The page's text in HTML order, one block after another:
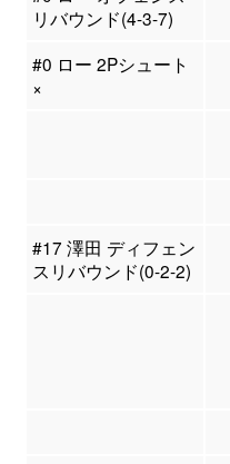
リバウンド(4-3-7)
#0 ロー 2Pシュート
×
#17 澤田 ディフェン
スリバウンド(0-2-2)